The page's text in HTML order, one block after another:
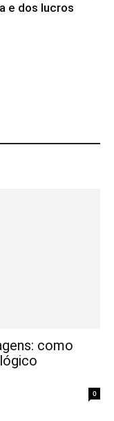
e dos lucros
como
0